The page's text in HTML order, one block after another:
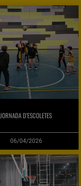
JORNADA D’ESCOLETES
06/04/2026